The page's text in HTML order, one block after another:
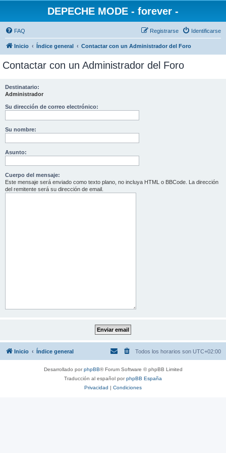
DEPECHE MODE - forever -
FAQ Identificarse
Registrarse
Inicio Índice general Contactar con un Administrador del Foro
Contactar con un Administrador del Foro
Destinatario:
Administrador
Su dirección de correo electrónico:
Su nombre:
Asunto:
Cuerpo del mensaje:
Este mensaje será enviado como texto plano, no incluya HTML o BBCode. La dirección
del remitente será su dirección de email.
Inicio Índice general Todos los horarios son UTC+02:00
Desarrollado porphpBB® Forum Software © phpBB Limited
Traducción al español porphpBB España
Privacidad | Condiciones